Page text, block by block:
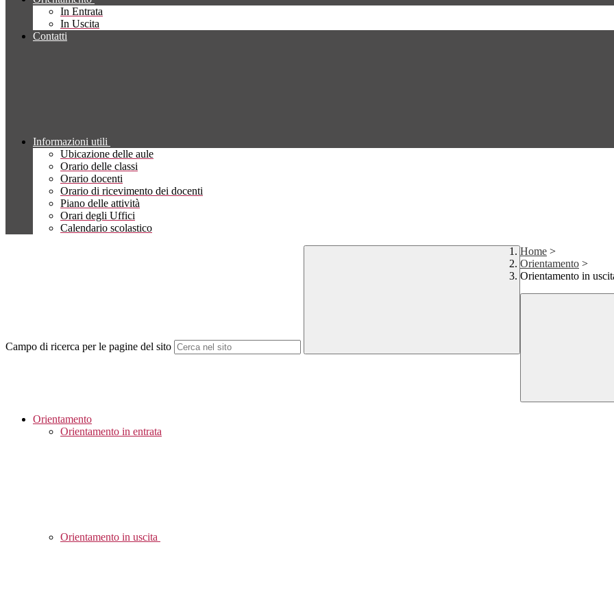
In Entrata
In Uscita
Contatti
Informazioni utili
Ubicazione delle aule
Orario delle classi
Orario docenti
Orario di ricevimento dei docenti
Piano delle attività
Orari degli Uffici
Calendario scolastico
Campo di ricerca per le pagine del sito
Home >
Orientamento >
Orientamento in
Orientamento
Orientamento in entrata
Orientamento in uscita